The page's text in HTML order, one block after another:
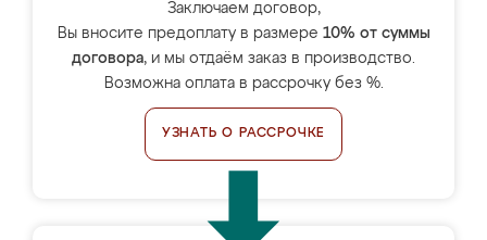
Заключаем договор,
Вы вносите предоплату в размере 10% от суммы
договора, и мы отдаём заказ в производство.
Возможна оплата в рассрочку без %.
УЗНАТЬ О РАССРОЧКЕ